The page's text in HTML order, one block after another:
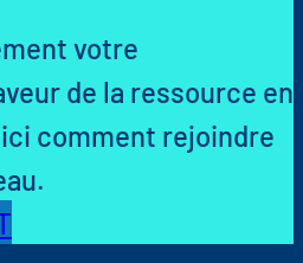
votre
de la ressource en
comment rejoindre